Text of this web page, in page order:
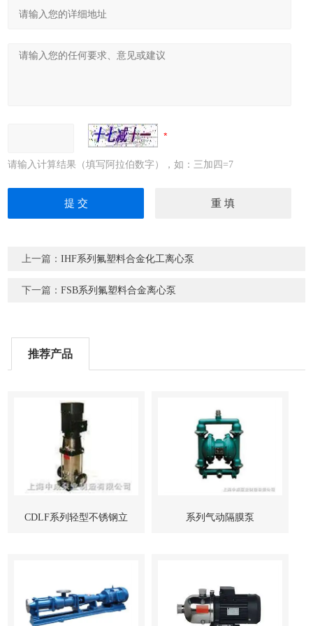
请输入计算结果（填写阿拉伯数字），如：三加四=7
上一篇：IHF系列氟塑料合金化工离心泵
下一篇：FSB系列氟塑料合金离心泵
推荐产品
CDLF系列轻型不锈钢立 系列气动隔膜泵